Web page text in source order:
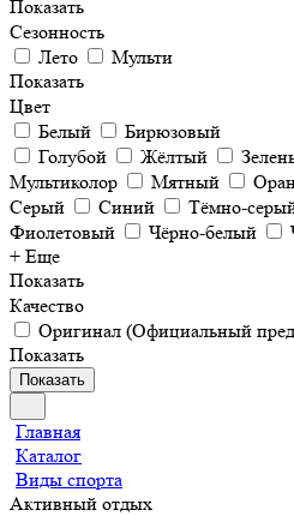
Показать
Сезонность
Лето
Мульти
Показать
Цвет
Белый
Бирюзовый
Голубой
Жёлтый
Мультиколор
Мятный
Серый
Синий Тёмно-
Фиолетовый
Чёрно-белый
+ Еще
Показать
Качество
Оригинал (Официальный
Показать
Показать
Главная
Каталог
Виды спорта
Активный отдых